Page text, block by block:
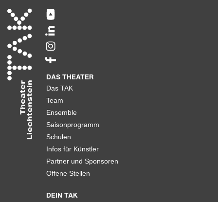
DAS THEATER
Das TAK
Team
Ensemble
Saisonprogramm
Schulen
Infos für Künstler
Partner und Sponsoren
Offene Stellen
DEIN TAK